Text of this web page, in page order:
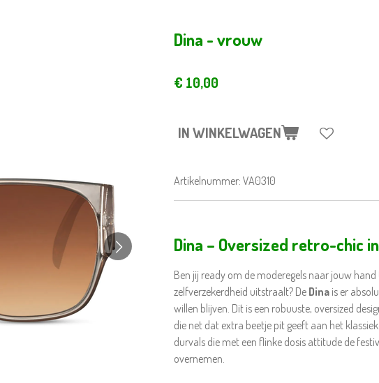
Dina - vrouw
€ 10,00
IN WINKELWAGEN
Artikelnummer: VA0310
Dina – Oversized retro-chic
Ben jij ready om de moderegels naar jouw
zelfverzekerdheid uitstraalt? De Dina is er
willen blijven. Dit is een robuuste, oversized
die net dat extra beetje pit geeft aan het
durvals die met een flinke dosis attitude de
overnemen.